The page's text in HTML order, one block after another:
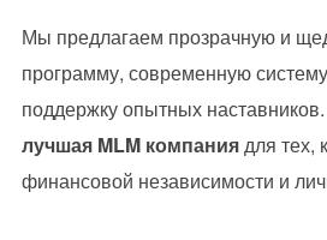
Мы предлагаем прозрачную и
программу, современную
поддержку опытных
лучшая MLM компаниядля тех,
финансовой независимости и